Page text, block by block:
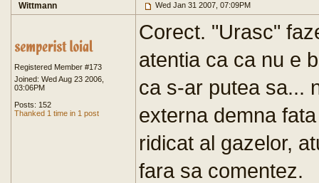
Wittmann Wed Jan 31 2007, 07:09PM
Registered Member #173
Joined: Wed Aug 23 2006,
03:06PM
Posts: 152
Thanked 1 time in 1 post
Corect. "Urasc"
atentia ca ca nu e
ca s-ar putea sa...
externa demna
ridicat al gazelor,
fara sa comentez.